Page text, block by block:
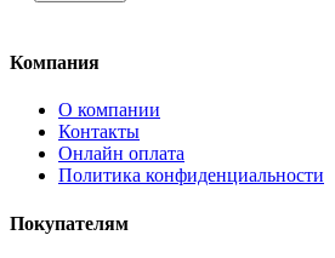
Компания
О компании
Контакты
Онлайн оплата
Политика конфиденциальности
Покупателям